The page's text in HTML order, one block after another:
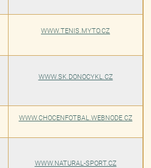
WWW.TENIS.MYTO.CZ
WWW.SK.DONOCYKL.CZ
WWW.CHOCENFOTBAL.WEBNODE.CZ
WWW.NATURAL-SPORT.CZ